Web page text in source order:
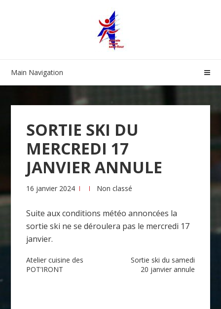
Main Navigation
SORTIE SKI DU
MERCREDI 17
JANVIER ANNULE
16 janvier 2024 Non classé
Suite aux conditions météo annoncées la
sortie ski ne se déroulera pas le mercredi 17
janvier.
Navigation
Atelier cuisine des
POT’IRONT
Sortie ski du samedi
20 janvier annule